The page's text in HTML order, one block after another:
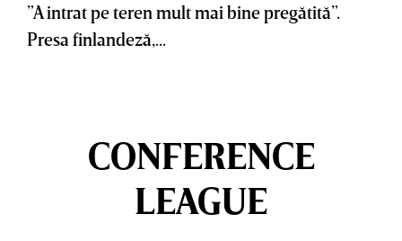
”A intrat pe teren mult mai bine pregătită”.
Presa finlandeză,...
CONFERENCE
LEAGUE